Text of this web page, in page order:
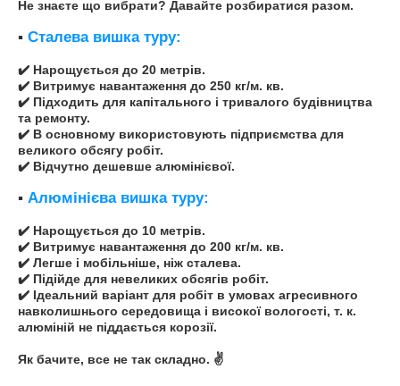
Не знаєте що вибрати? Давайте розбиратися разом.
▪️ Сталева вишка туру:
✔️ Нарощується до 20 метрів.
✔️ Витримує навантаження до 250 кг/м. кв.
✔️ Підходить для капітального і тривалого будівництва
та ремонту.
✔️ В основному використовують підприємства для
великого обсягу робіт.
✔️ Відчутно дешевше алюмінієвої.
▪️ Алюмінієва вишка туру:
✔️ Нарощується до 10 метрів.
✔️ Витримує навантаження до 200 кг/м. кв.
✔️ Легше і мобільніше, ніж сталева.
✔️ Підійде для невеликих обсягів робіт.
✔️ Ідеальний варіант для робіт в умовах агресивного
навколишнього середовища і високої вологості, т. к.
алюміній не піддається корозії.
Як бачите, все не так складно. ✌️